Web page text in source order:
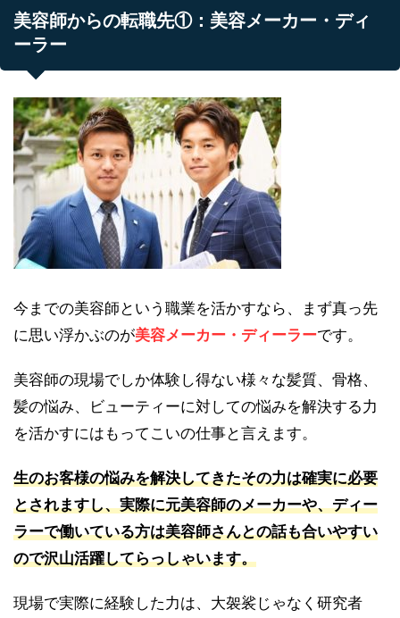
美容師からの転職先①：美容メーカー・ディ
ーラー
今までの美容師という職業を活かすなら、まず真っ先
に思い浮かぶのが美容メーカー・ディーラーです。
美容師の現場でしか体験し得ない様々な髪質、骨格、
髪の悩み、ビューティーに対しての悩みを解決する力
を活かすにはもってこいの仕事と言えます。
生のお客様の悩みを解決してきたその力は確実に必要
とされますし、実際に元美容師のメーカーや、ディー
ラーで働いている方は美容師さんとの話も合いやすい
ので沢山活躍してらっしゃいます。
現場で実際に経験した力は、大袈裟じゃなく研究者